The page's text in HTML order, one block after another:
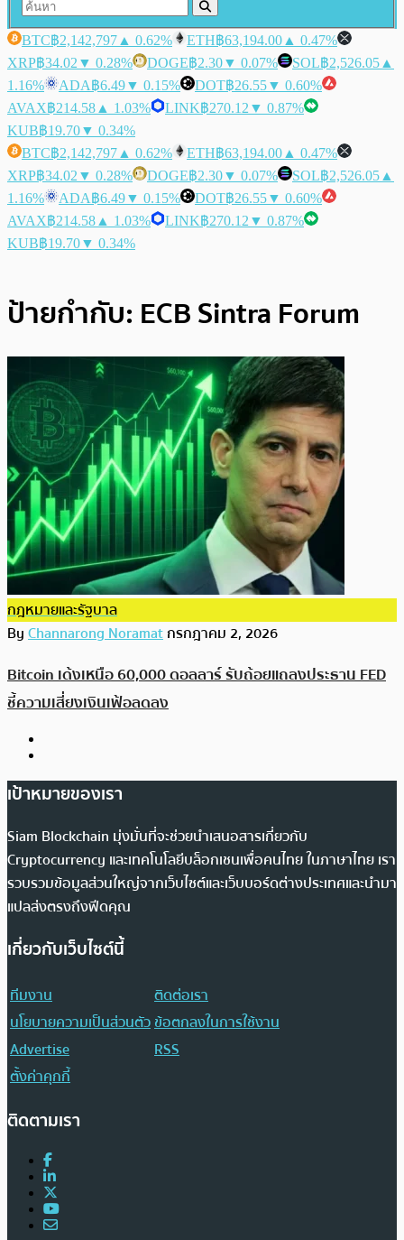
BTC฿2,142,797 ▲ 0.62% ETH฿63,194.00 ▲ 0.47%
XRP฿34.02 ▼ 0.28% DOGE฿2.30▼ 0.07% SOL฿2,526.05 ▲
1.16%
ADA฿6.49▼ 0.15% DOT฿26.55▼ 0.60%
AVAX฿214.58 ▲ 1.03% LINK฿270.12 ▼ 0.87%
KUB฿19.70▼ 0.34%
BTC฿2,142,797 ▲ 0.62% ETH฿63,194.00 ▲ 0.47%
XRP฿34.02 ▼ 0.28% DOGE฿2.30▼ 0.07% SOL฿2,526.05 ▲
1.16%
ADA฿6.49▼ 0.15% DOT฿26.55▼ 0.60%
AVAX฿214.58 ▲ 1.03% LINK฿270.12 ▼ 0.87%
KUB฿19.70▼ 0.34%
ป้ายกำกับ: ECB Sintra Forum
กฎหมายและรัฐบาล
ByChannarong Noramatกรกฎาคม 2, 2026
Bitcoin เด้งเหนือ 60,000 ดอลลาร์ รับถ้อยแถลงประธาน FED
ชี้ความเสี่ยงเงินเฟ้อลดลง
เป้าหมายของเรา
Siam Blockchain มุ่งมั่นที่จะช่วยนำเสนอสารเกี่ยวกับ
Cryptocurrency และเทคโนโลยีบล็อกเชนเพื่อคนไทย ในภาษาไทย เรา
รวบรวมข้อมูลส่วนใหญ่จากเว็บไซต์และเว็บบอร์ดต่างประเทศและนำมา
แปลส่งตรงถึงฟีดคุณ
เกี่ยวกับเว็บไซต์นี้
ทีมงาน
ติดต่อเรา
นโยบายความเป็นส่วนตัวข้อตกลงในการใช้งาน
Advertise
RSS
ตั้งค่าคุกกี้
ติดตามเรา